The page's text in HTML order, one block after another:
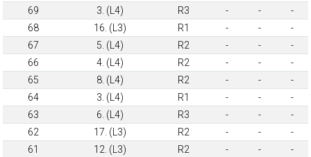
69
3. (L4) R3 - -
-
68
16. (L3) R1 - -
-
67
5. (L4) R2 - -
-
66
4. (L4) R2 - -
-
65
8. (L4) R2 - -
-
64
3. (L4) R1 - -
-
63
6. (L4) R3 - -
-
62
17. (L3) R2 - -
-
61
12. (L3) R2 - -
-